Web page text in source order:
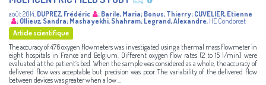
août 2014 DUPREZ, Frédéric ; Barile, Maria; Bonus, Thierry; CUVELIER, Etienne
; Ollieuz, Sandra; Mashayekhi, Shahram; Legrand, Alexandre, HE Condorcet
Article scientifique
The accuracy of 476 oxygen flowmeters was investigated using a thermal mass flowmeter in
eight hospitals in France and Belgium. Different oxygen flow rates (2 to 15 l/min) were
evaluated at the patient’s bed. When the sample was considered as a whole, the accuracy of
delivered flow was acceptable but precision was poor. The variability of the delivered flow
between devices was greater when a low ...